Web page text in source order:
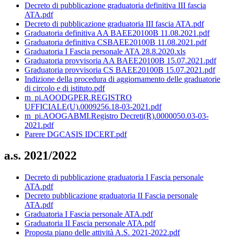
Decreto di pubblicazione graduatoria definitiva III fascia
ATA.pdf
Decreto di pubblicazione graduatoria III fascia ATA.pdf
Graduatoria definitiva AA BAEE20100B 11.08.2021.pdf
Graduatoria definitiva CSBAEE20100B 11.08.2021.pdf
Graduatoria I Fascia personale ATA 28.8.2020.xls
Graduatoria provvisoria AA BAEE20100B 15.07.2021.pdf
Graduatoria provvisoria CS BAEE20100B 15.07.2021.pdf
Indizione della procedura di aggiornamento delle graduatorie
di circolo e di istituto.pdf
m_pi.AOODGPER.REGISTRO
UFFICIALE(U).0009256.18-03-2021.pdf
m_pi.AOOGABMI.Registro Decreti(R).0000050.03-03-
2021.pdf
Parere DGCASIS IDCERT.pdf
a.s. 2021/2022
Decreto di pubblicazione graduatoria I Fascia personale
ATA.pdf
Decreto pubblicazione graduatoria II Fascia personale
ATA.pdf
Graduatoria I Fascia personale ATA.pdf
Graduatoria II Fascia personale ATA.pdf
Proposta piano delle attività A.S. 2021-2022.pdf